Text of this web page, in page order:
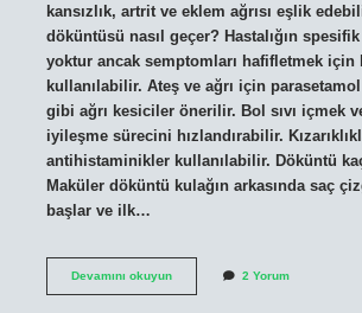
kansızlık, artrit ve eklem ağrısı eşlik
döküntüsü nasıl geçer? Hastalığın
yoktur ancak semptomları hafifletmek için
kullanılabilir. Ateş ve ağrı için
gibi ağrı kesiciler önerilir. Bol sıvı içmek
iyileşme sürecini hızlandırabilir.
antihistaminikler kullanılabilir. Döküntü
Maküler döküntü kulağın arkasında saç
başlar ve ilk…
Devamını okuyun5
2 Yorum